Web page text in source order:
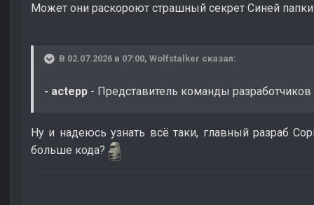
Может они раскороют страшный секрет Синей
В 02.07.2026 в 07:00, Wolfstalker сказал:
- actepp - Представитель команды разработчиков
Ну и надеюсь узнать всё таки, главный разраб
больше кода?